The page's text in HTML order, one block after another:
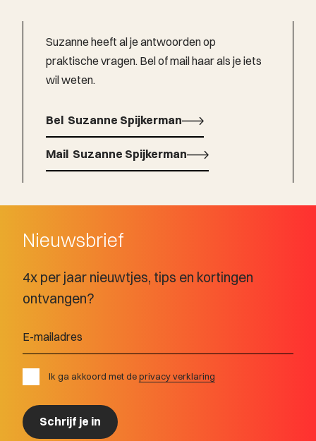
Suzanne heeft al je antwoorden op
praktische vragen. Bel of mail haar als je iets
wil weten.
Bel Suzanne Spijkerman
Bel Suzanne Spijkerman
Mail Suzanne Spijkerman
Nieuwsbrief
4x per jaar nieuwtjes, tips en kortingen
ontvangen?
Ik ga akkoord met deprivacy verklaring